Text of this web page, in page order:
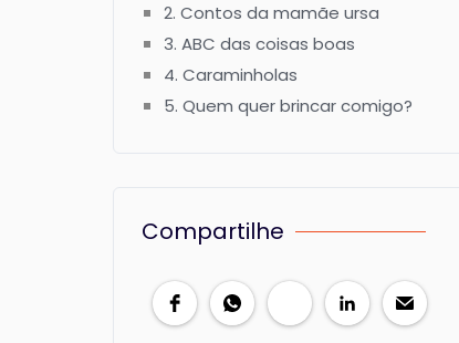
2. Contos da mamãe ursa
3. ABC das coisas boas
4. Caraminholas
5. Quem quer brincar comigo?
Compartilhe